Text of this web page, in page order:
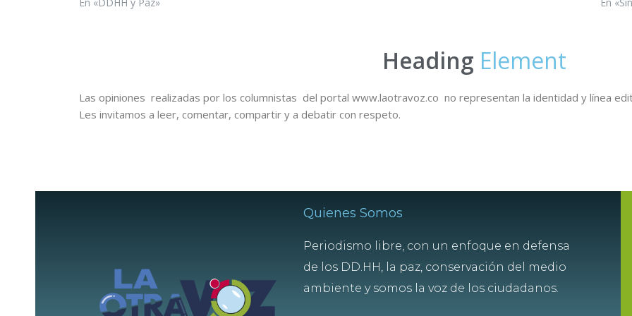
Heading Element
Las opiniones realizadas por los columnistas del portal www.laotravoz.co no representan la identidad y línea
Les invitamos a leer, comentar, compartir y a debatir con respeto.
Quienes Somos
Periodismo libre, con un enfoque en defensa
de los DD.HH, la paz, conservación del medio
ambiente y somos la voz de los ciudadanos.